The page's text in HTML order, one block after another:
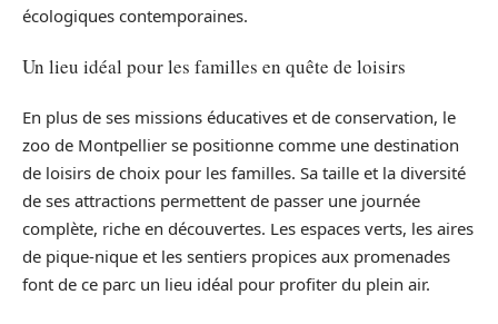
écologiques contemporaines.
Un lieu idéal pour les familles en quête de loisirs
En plus de ses missions éducatives et de conservation, le
zoo de Montpellier se positionne comme une destination
de loisirs de choix pour les familles. Sa taille et la diversité
de ses attractions permettent de passer une journée
complète, riche en découvertes. Les espaces verts, les aires
de pique-nique et les sentiers propices aux promenades
font de ce parc un lieu idéal pour profiter du plein air.